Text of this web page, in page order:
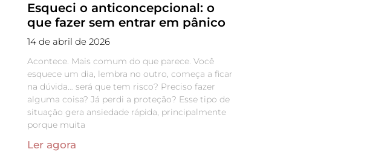
Esqueci o anticoncepcional: o
que fazer sem entrar em pânico
14 de abril de 2026
Acontece. Mais comum do que parece. Você
esquece um dia, lembra no outro, começa a ficar
na dúvida… será que tem risco? Preciso fazer
alguma coisa? Já perdi a proteção? Esse tipo de
situação gera ansiedade rápida, principalmente
porque muita
Ler agora